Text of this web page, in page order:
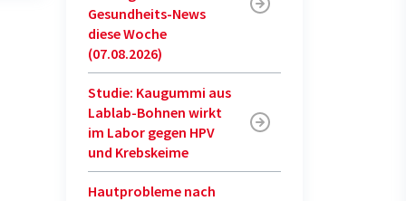
Gesundheits-News
diese Woche
(07.08.2026)
Studie: Kaugummi aus
Lablab-Bohnen wirkt
im Labor gegen HPV
und Krebskeime
Hautprobleme nach